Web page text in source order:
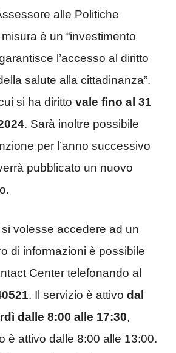
alle Politiche
è un “investimento
l’accesso al diritto
salute alla cittadinanza”.
si ha diritto vale fino al 31
. Sarà inoltre possibile
per l’anno successivo
pubblicato un nuovo
volesse accedere ad un
di informazioni è possibile
Center telefonando al
. Il servizio è attivo dal
dalle 8:00 alle 17:30,
è attivo dalle 8:00 alle 13:00.